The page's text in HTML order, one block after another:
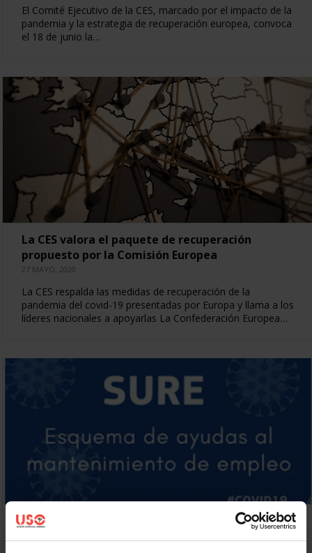
El Comité Ejecutivo de la CES, marcado por el impacto de la
pandemia y la estrategia de recuperación europea, convoca
el 18 de junio la…
La CES valora el paquete de recuperación
propuesto por la Comisión Europea
27 MAYO, 2020
La CES respalda las medidas de recuperación de la
pandemia del covid-19 presentadas por Europa y llama a los
líderes nacionales a apoyarlas La Confederación Europea…
La CES advierte del retraso en las ayudas